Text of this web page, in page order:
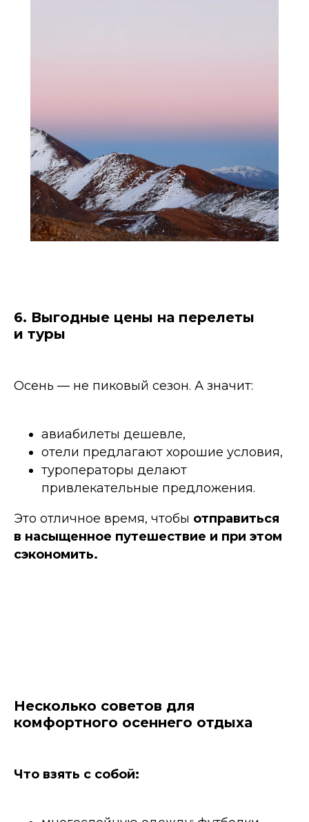
6. Выгодные цены на перелеты
и туры
Осень — не пиковый сезон. А значит:
авиабилеты дешевле,
отели предлагают хорошие условия,
туроператоры делают
привлекательные предложения.
Это отличное время, чтобы отправиться
в насыщенное путешествие и при этом
сэкономить.
Несколько советов для
комфортного осеннего отдыха
Что взять с собой: